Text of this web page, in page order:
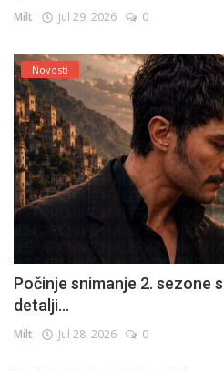
Milt Jul 29, 2026 0
Novosti
Počinje snimanje 2. sezone
detalji...
Milt Jul 28, 2026 0